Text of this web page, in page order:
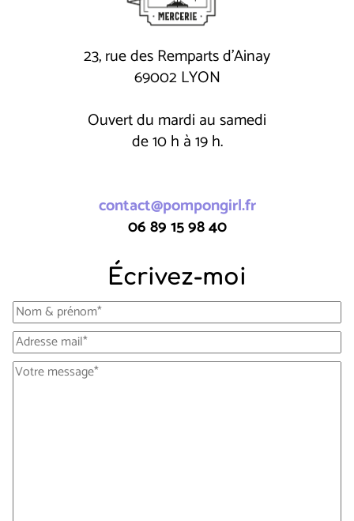
23, rue des Remparts d'Ainay
69002 LYON
Ouvert du mardi au samedi
de 10 h à 19 h.
contact@pompongirl.fr
06 89 15 98 40
Écrivez-moi